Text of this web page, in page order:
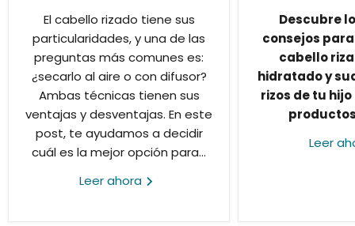
El cabello rizado tiene sus
particularidades, y una de las
preguntas más comunes es:
¿secarlo al aire o con difusor?
Ambas técnicas tienen sus
ventajas y desventajas. En este
post, te ayudamos a decidir
cuál es la mejor opción para...
Leer ahora
Descubre
consejos
cabello
hidratado y
rizos de tu
Leer